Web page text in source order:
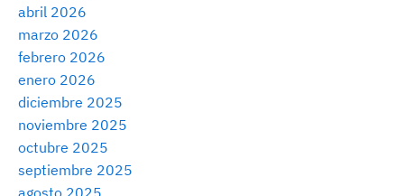
abril 2026
marzo 2026
febrero 2026
enero 2026
diciembre 2025
noviembre 2025
octubre 2025
septiembre 2025
agosto 2025